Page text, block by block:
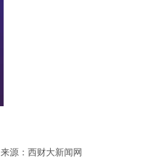
来源：西财大新闻网